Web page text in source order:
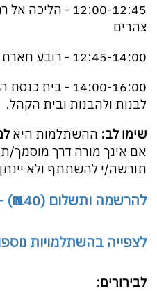
12:00-12:45 -
צהרים
12:45-14:00 - רובע חארת אל ואטה הממלוכי
14:00-16:00 -
לבנות ולהבנות ובית הקהל.
שימו לב: ההשתלמות היא
אם אינך מורה דרך
תורשה/י להשתתף ולא
להרשמה ותשלום (140 ₪) - לחצו כאן
לצפייה בהשתלמויות
לבירורים: